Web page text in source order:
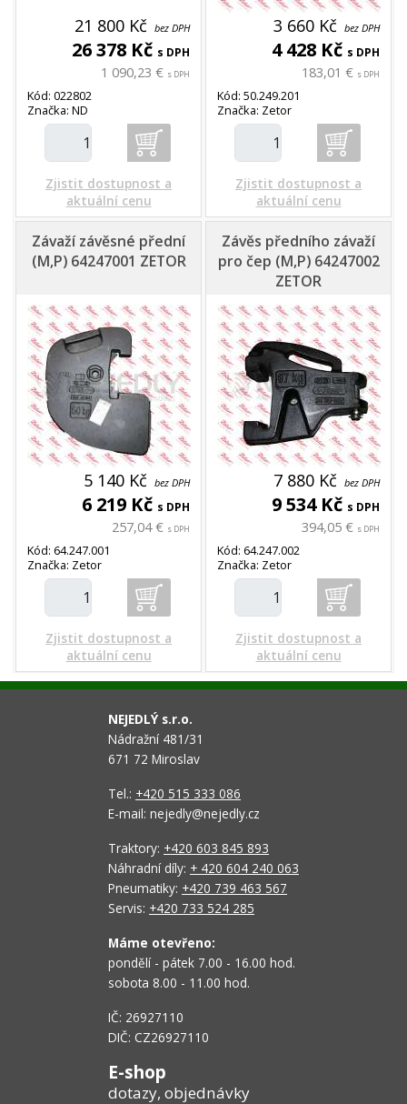
21 800 Kč bez DPH
26 378 Kč s DPH
1 090,23 € s DPH
Kód: 022802
Značka: ND
Zjistit dostupnost a
aktuální cenu
3 660 Kč bez DPH
4 428 Kč s DPH
183,01 € s DPH
Kód: 50.249.201
Značka: Zetor
Zjistit dostupnost a
aktuální cenu
Závaží závěsné přední
(M,P) 64247001 ZETOR
5 140 Kč bez DPH
6 219 Kč s DPH
257,04 € s DPH
Kód: 64.247.001
Značka: Zetor
Zjistit dostupnost a
aktuální cenu
Závěs předního závaží
pro čep (M,P) 64247002
ZETOR
7 880 Kč bez DPH
9 534 Kč s DPH
394,05 € s DPH
Kód: 64.247.002
Značka: Zetor
Zjistit dostupnost a
aktuální cenu
NEJEDLÝ s.r.o.
Nádražní 481/31
671 72 Miroslav
Tel.: +420 515 333 086
E-mail: nejedly@nejedly.cz
Traktory: +420 603 845 893
Náhradní díly: + 420 604 240 063
Pneumatiky: +420 739 463 567
Servis: +420 733 524 285
Máme otevřeno:
pondělí - pátek 7.00 - 16.00 hod.
sobota 8.00 - 11.00 hod.
IČ: 26927110
DIČ: CZ26927110
E-shop
dotazy, objednávky